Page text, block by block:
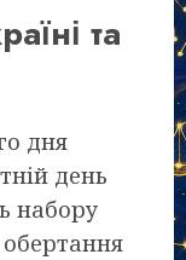
та
дня
день
набору